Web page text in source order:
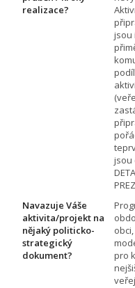
realizace?
jsou
jsou
Navazuje Váše
aktivita/projekt na
nějaký politicko-
strategický
dokument?
pro